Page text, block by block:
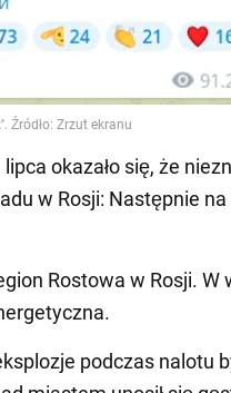
okazało się, że
w Rosji: Następnie
Rostowa w Rosji. W
podczas nalotu